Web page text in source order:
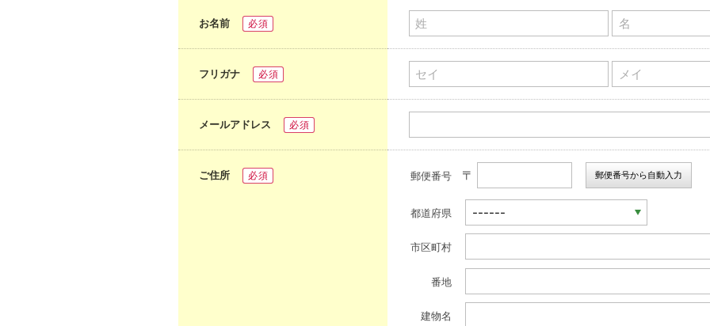
お名前 必須
フリガナ 必須
メールアドレス 必須
ご住所 必須 郵便番号 〒 郵便番号から自動入力
都道府県
市区町村
番地
建物名